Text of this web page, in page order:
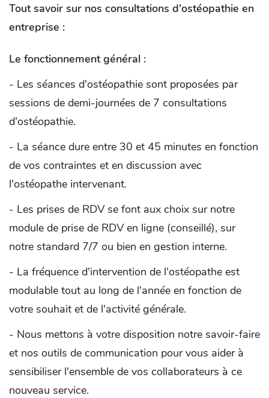
Tout savoir sur nos consultations d'ostéopathie en
entreprise :
Le fonctionnement général :
- Les séances d'ostéopathie sont proposées par
sessions de demi-journées de 7 consultations
d'ostéopathie.
- La séance dure entre 30 et 45 minutes en fonction
de vos contraintes et en discussion avec
l'ostéopathe intervenant.
- Les prises de RDV se font aux choix sur notre
module de prise de RDV en ligne (conseillé), sur
notre standard 7/7 ou bien en gestion interne.
- La fréquence d'intervention de l'ostéopathe est
modulable tout au long de l'année en fonction de
votre souhait et de l'activité générale.
- Nous mettons à votre disposition notre savoir-faire
et nos outils de communication pour vous aider à
sensibiliser l'ensemble de vos collaborateurs à ce
nouveau service.